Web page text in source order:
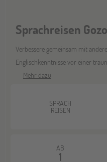
Sprachreisen
Verbessere gemeinsam mit
Englischkenntnisse vor einer
Mehr dazu
SPRACH
REISEN
AB
1